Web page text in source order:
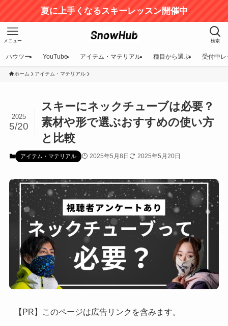
夏に上手くなるスキーレッスン開催中
検索
メニュー
ハウツー YouTube アイテム・マテリアル 種目から選ぶ 受付中レ
ホーム アイテム・マテリアル
スキーにネックチューブは必要？
素材や形で選ぶおすすめの使い方
と比較
2025
5/20
アイテム・マテリアル 2025年5月8日 2025年5月20日
【PR】このページは広告リンクを含みます。